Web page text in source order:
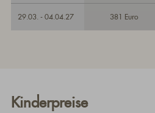
29.03. - 04.04.27 381 Euro
Kinderpreise